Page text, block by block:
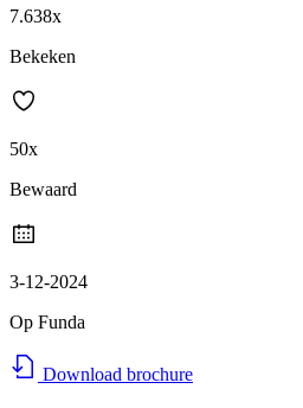
7.638x
Bekeken
50x
Bewaard
3-12-2024
Op Funda
Download brochure